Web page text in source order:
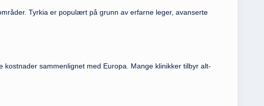
Tyrkia er populært på grunn av erfarne leger, avanserte
sammenlignet med Europa. Mange klinikker tilbyr alt-